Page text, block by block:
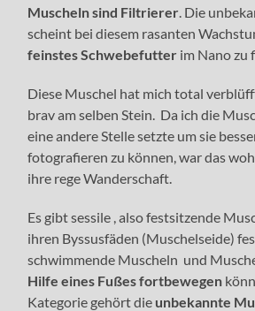
Muscheln sind Filtrierer . Die
scheint bei diesem rasanten
feinstes Schwebefutter im Nano zu
Diese Muschel hat mich total
brav am selben Stein. Da ich die
eine andere Stelle setzte um sie
fotografieren zu können, war das
ihre rege Wanderschaft.
Es gibt sessile , also festsitzende
ihren Byssusfäden (Muschelseide)
schwimmende Muscheln und
Hilfe eines Fußes fortbewegen
Kategorie gehört die unbekannte